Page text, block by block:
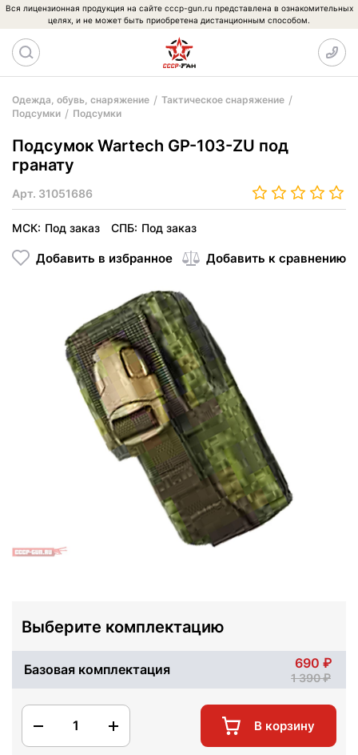
Вся лицензионная продукция на сайте cccp-gun.ru представлена в ознакомительных
целях, и не может быть приобретена дистанционным способом.
Одежда, обувь, снаряжение
Тактическое снаряжение
Подсумки
Подсумки
Подсумок Wartech GP-103-ZU под
гранату
Арт. 31051686
МСК: Под заказ СПБ: Под заказ
Добавить в избранное Добавить к сравнению
Выберите комплектацию
Базовая комплектация 690
1 390
1 В корзину